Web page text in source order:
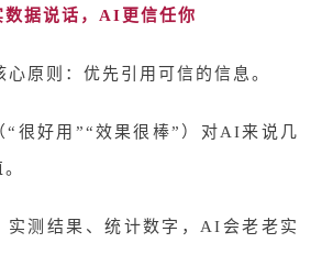
据说话，AI更信任你
原则：优先引用可信的信息。
“很好用”“效果很棒”）对AI来说几
测结果、统计数字， AI会老老实